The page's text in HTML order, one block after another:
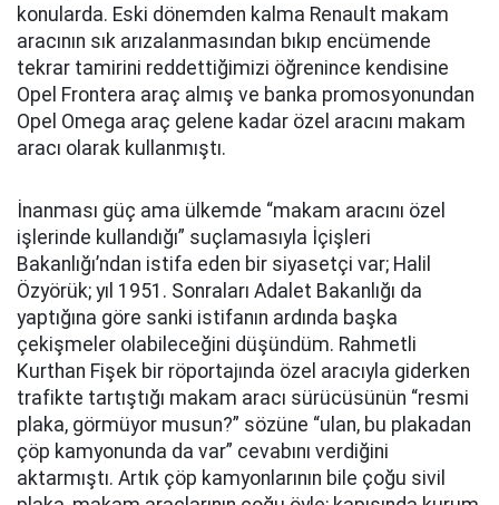
konularda. Eski dönemden kalma Renault makam
aracının sık arızalanmasından bıkıp encümende
tekrar tamirini reddettiğimizi öğrenince kendisine
Opel Frontera araç almış ve banka promosyonundan
Opel Omega araç gelene kadar özel aracını makam
aracı olarak kullanmıştı.
İnanması güç ama ülkemde “makam aracını özel
işlerinde kullandığı” suçlamasıyla İçişleri
Bakanlığı’ndan istifa eden bir siyasetçi var; Halil
Özyörük; yıl 1951. Sonraları Adalet Bakanlığı da
yaptığına göre sanki istifanın ardında başka
çekişmeler olabileceğini düşündüm. Rahmetli
Kurthan Fişek bir röportajında özel aracıyla giderken
trafikte tartıştığı makam aracı sürücüsünün “resmi
plaka, görmüyor musun?” sözüne “ulan, bu plakadan
çöp kamyonunda da var” cevabını verdiğini
aktarmıştı. Artık çöp kamyonlarının bile çoğu sivil